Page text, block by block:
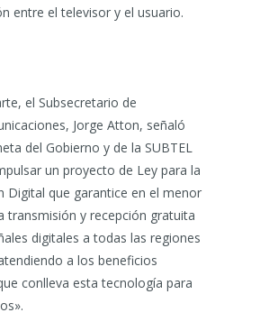
entre el televisor y el usuario.
el Subsecretario de
Jorge Atton, señaló
del Gobierno y de la SUBTEL
un proyecto de Ley para la
Digital que garantice en el menor
transmisión y recepción gratuita
digitales a todas las regiones
a los beneficios
conlleva esta tecnología para